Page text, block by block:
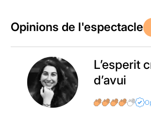
Opinions de l'espectacle
L’esperit
d’avui